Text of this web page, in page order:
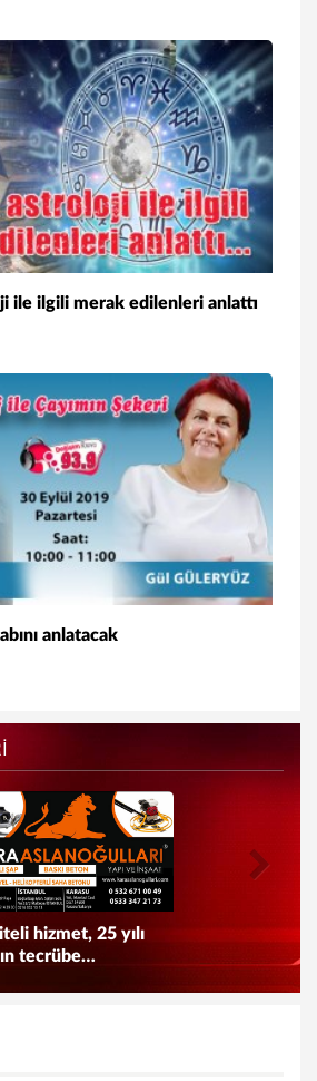
ile ilgili merak edilenleri anlattı
anlatacak
hizmet, 25 yılı
tecrübe…